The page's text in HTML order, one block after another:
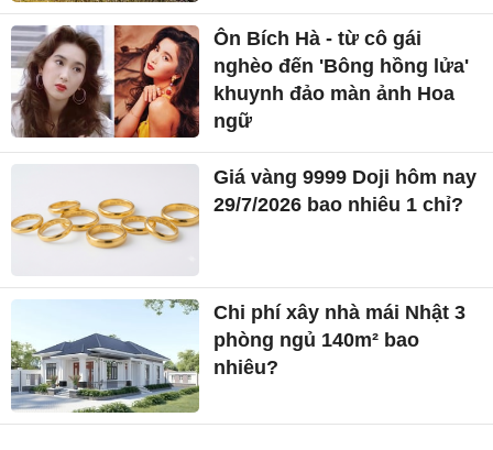
Ôn Bích Hà - từ cô gái
nghèo đến 'Bông hồng lửa'
khuynh đảo màn ảnh Hoa
ngữ
Giá vàng 9999 Doji hôm nay
29/7/2026 bao nhiêu 1 chỉ?
Chi phí xây nhà mái Nhật 3
phòng ngủ 140m² bao
nhiêu?